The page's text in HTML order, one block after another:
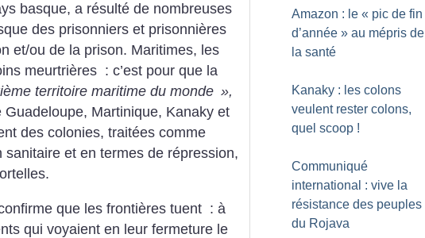
basque, a résulté de nombreuses
des prisonniers et prisonnières
et/ou de la prison. Maritimes, les
meurtrières : c’est pour que la
territoire maritime du monde »,
Martinique, Kanaky et
des colonies, traitées comme
et en termes de répression,
que les frontières tuent : à
qui voyaient en leur fermeture le
Amazon : le « pic de fin
d’année » au mépris de
la santé
Kanaky : les colons
veulent rester colons,
quel scoop !
Communiqué
international : vive la
résistance des peuples
du Rojava